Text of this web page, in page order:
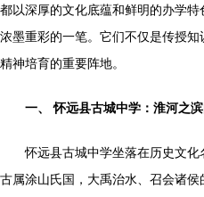
都以深厚的文化底蕴和鲜明的办学
浓墨重彩的一笔。它们不仅是传授
精神培育的重要阵地。
一、 怀远县古城中学：淮河之
怀远县古城中学坐落在历史文化
古属涂山氏国，大禹治水、召会诸